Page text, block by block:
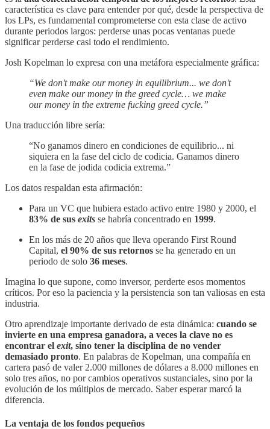
característica es clave para entender por qué, desde la perspectiva de
los LPs, es fundamental comprometerse con esta clase de activo
durante periodos largos: perderse unas pocas ventanas puede
significar perderse casi todo el rendimiento.
Josh Kopelman lo expresa con una metáfora especialmente gráfica:
“We don't make our money in equilibrium... we don't
even make our money in the greed cycle… we make
our money in the extreme fucking greed cycle.”
Una traducción libre sería:
“No ganamos dinero en condiciones de equilibrio... ni
siquiera en la fase del ciclo de codicia. Ganamos dinero
en la fase de jodida codicia extrema.”
Los datos respaldan esta afirmación:
Para un VC que hubiera estado activo entre 1980 y 2000, el
83% de sus exits se habría concentrado en 1999.
En los más de 20 años que lleva operando First Round
Capital, el 90% de sus retornos se ha generado en un
periodo de solo 36 meses.
Imagina lo que supone, como inversor, perderte esos momentos
críticos. Por eso la paciencia y la persistencia son tan valiosas en esta
industria.
Otro aprendizaje importante derivado de esta dinámica: cuando se
invierte en una empresa ganadora, a veces la clave no es
encontrar el exit, sino tener la disciplina de no vender
demasiado pronto. En palabras de Kopelman, una compañía en
cartera pasó de valer 2.000 millones de dólares a 8.000 millones en
solo tres años, no por cambios operativos sustanciales, sino por la
evolución de los múltiplos de mercado. Saber esperar marcó la
diferencia.
La ventaja de los fondos pequeños